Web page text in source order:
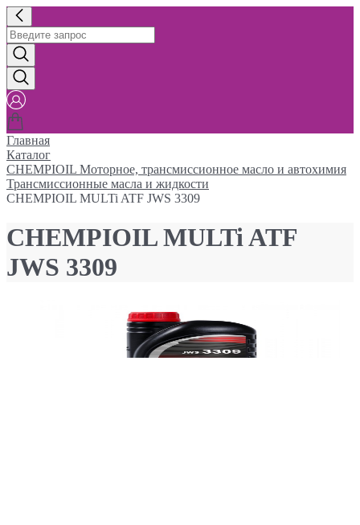
Главная
Каталог
CHEMPIOIL Моторное, трансмиссионное масло и автохимия
Трансмиссионные масла и жидкости
CHEMPIOIL MULTi ATF JWS 3309
CHEMPIOIL MULTi ATF
JWS 3309